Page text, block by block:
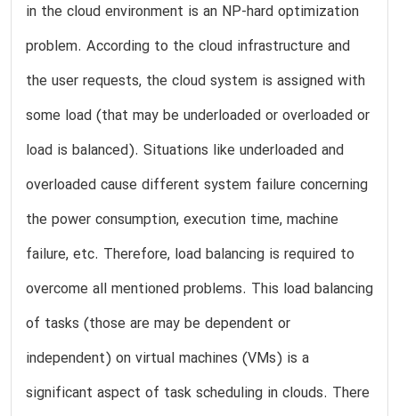
in the cloud environment is an NP-hard optimization
problem. According to the cloud infrastructure and
the user requests, the cloud system is assigned with
some load (that may be underloaded or overloaded or
load is balanced). Situations like underloaded and
overloaded cause different system failure concerning
the power consumption, execution time, machine
failure, etc. Therefore, load balancing is required to
overcome all mentioned problems. This load balancing
of tasks (those are may be dependent or
independent) on virtual machines (VMs) is a
significant aspect of task scheduling in clouds. There